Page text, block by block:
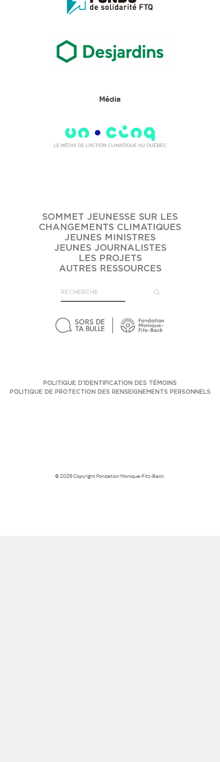
Média
SOMMET JEUNESSE SUR LES
CHANGEMENTS CLIMATIQUES
JEUNES MINISTRES
JEUNES JOURNALISTES
LES PROJETS
AUTRES RESSOURCES
POLITIQUE D’IDENTIFICATION DES TÉMOINS
POLITIQUE DE PROTECTION DES RENSEIGNEMENTS PERSONNELS
© 2026 Copyright Fondation Monique-Fitz-Back.